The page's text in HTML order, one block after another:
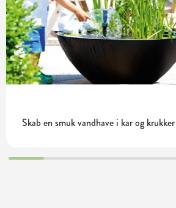
Skab en smuk vandhave i kar og krukker